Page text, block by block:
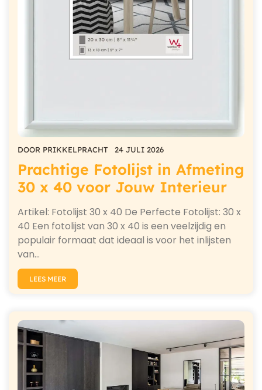
DOOR PRIKKELPRACHT 24 JULI 2026
Prachtige Fotolijst in Afmeting
30 x 40 voor Jouw Interieur
Artikel: Fotolijst 30 x 40 De Perfecte Fotolijst: 30 x
40 Een fotolijst van 30 x 40 is een veelzijdig en
populair formaat dat ideaal is voor het inlijsten
van…
LEES MEER